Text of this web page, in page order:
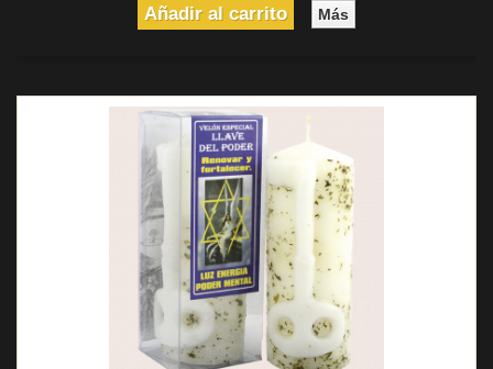
Añadir al carrito Más